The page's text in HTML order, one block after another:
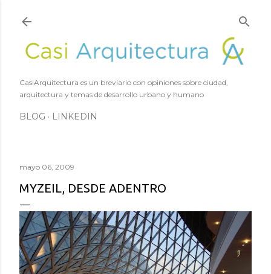
CasiArquitectura es un breviario con opiniones sobre ciudad,
arquitectura y temas de desarrollo urbano y humano
BLOG LINKEDIN
mayo 06, 2009
MYZEIL, DESDE ADENTRO